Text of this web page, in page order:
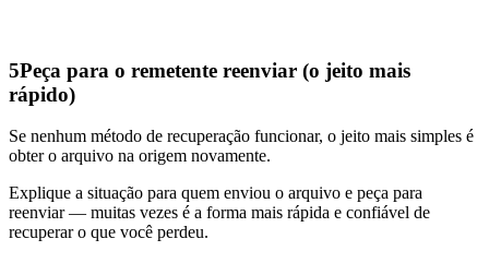
5Peça para o remetente reenviar (o jeito mais
rápido)
Se nenhum método de recuperação funcionar, o jeito mais simples é
obter o arquivo na origem novamente.
Explique a situação para quem enviou o arquivo e peça para
reenviar — muitas vezes é a forma mais rápida e confiável de
recuperar o que você perdeu.